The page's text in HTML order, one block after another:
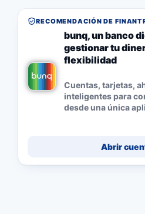
RECOMENDACIÓN DE
bunq, un banco
gestionar tu
flexibilidad
Cuentas, tarjetas,
inteligentes para
desde una única
Abrir